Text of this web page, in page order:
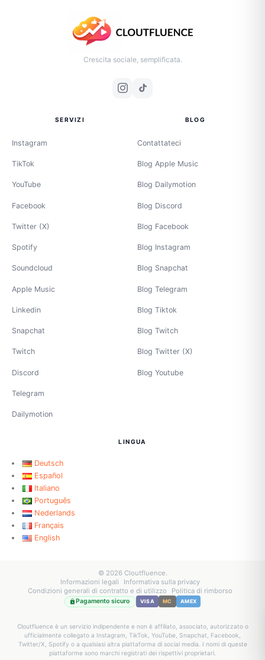
Crescita sociale, semplificata.
SERVIZI
Instagram
TikTok
YouTube
Facebook
Twitter (X)
Spotify
Soundcloud
Apple Music
Linkedin
Snapchat
Twitch
Discord
Telegram
Dailymotion
BLOG
Contattateci
Blog Apple Music
Blog Dailymotion
Blog Discord
Blog Facebook
Blog Instagram
Blog Snapchat
Blog Telegram
Blog Tiktok
Blog Twitch
Blog Twitter (X)
Blog Youtube
LINGUA
Deutsch
Español
Italiano
Português
Nederlands
Français
English
© 2026 Cloutfluence.
Informazioni legali
Informativa sulla privacy
Condizioni generali di contratto e di utilizzo
Politica di rimborso
Pagamento sicuro VISA MC AMEX
Cloutfluence è un servizio indipendente e non è affiliato, associato, autorizzato o
ufficialmente collegato a Instagram, TikTok, YouTube, Snapchat, Facebook,
Twitter/X, Spotify o a qualsiasi altra piattaforma di social media. I nomi di queste
piattaforme sono marchi registrati dei rispettivi proprietari.